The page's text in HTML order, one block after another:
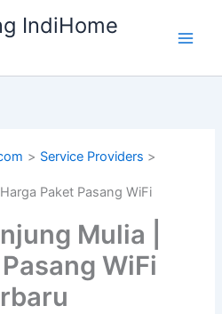
IndiHome
Service Providers
Paket Pasang WiFi
Mulia |
WiFi